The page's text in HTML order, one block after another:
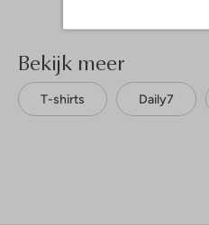
Bekijk meer
T-shirts Daily7